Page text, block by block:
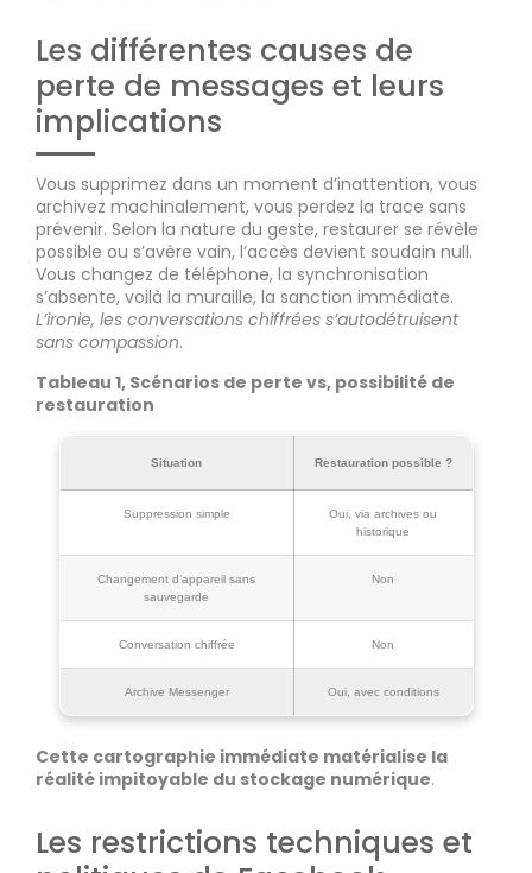
Les différentes causes de
perte de messages et leurs
implications
Vous supprimez dans un moment d’inattention, vous
archivez machinalement, vous perdez la trace sans
prévenir. Selon la nature du geste, restaurer se révèle
possible ou s’avère vain, l’accès devient soudain null.
Vous changez de téléphone, la synchronisation
s’absente, voilà la muraille, la sanction immédiate.
L’ironie, les conversations chiffrées s’autodétruisent
sans compassion.
Tableau 1, Scénarios de perte vs, possibilité de
restauration
Situation Restauration possible ?
Suppression simple
Oui, via archives ou
historique
Changement d’appareil sans
sauvegarde
Non
Conversation chiffrée Non
Archive Messenger Oui, avec conditions
Cette cartographie immédiate matérialise la
réalité impitoyable du stockage numérique.
Les restrictions techniques et